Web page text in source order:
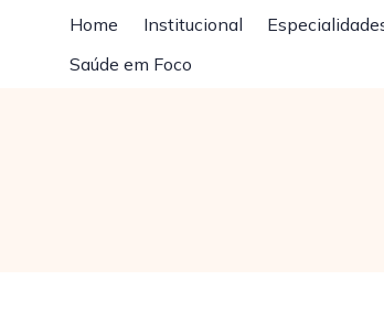
Home Institucional
Saúde em Foco